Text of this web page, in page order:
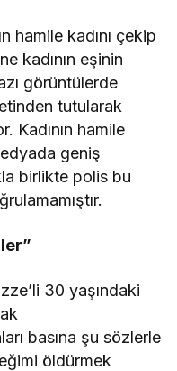
hamile kadını çekip
kadının eşinin
görüntülerde
tutularak
Kadının hamile
geniş
birlikte polis bu
30 yaşındaki
basına şu sözlerle
öldürmek